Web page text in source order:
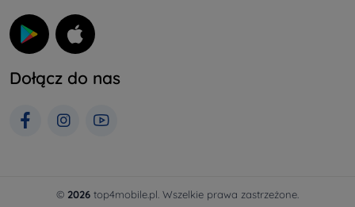
Dołącz do nas
© 2026 top4mobile.pl. Wszelkie prawa zastrzeżone.